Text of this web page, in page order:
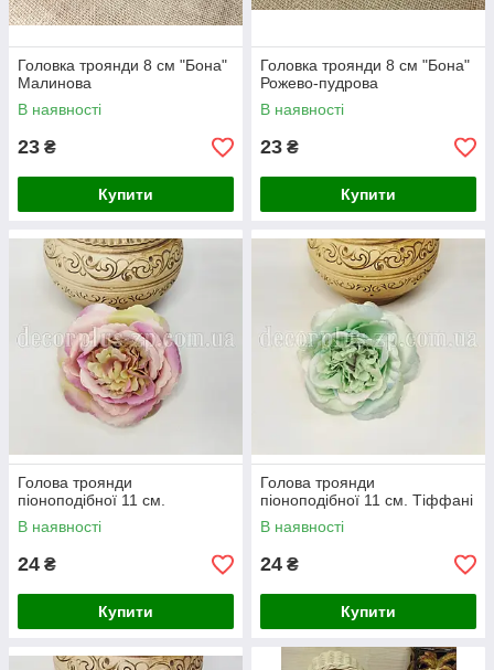
Головка троянди 8 см "Бона"
Малинова
В наявності
23 ₴
Купити
Головка троянди 8 см "Бона"
Рожево-пудрова
В наявності
23 ₴
Купити
Голова троянди
піоноподібної 11 см.
В наявності
24 ₴
Купити
Голова троянди
піоноподібної 11 см. Тіффані
В наявності
24 ₴
Купити